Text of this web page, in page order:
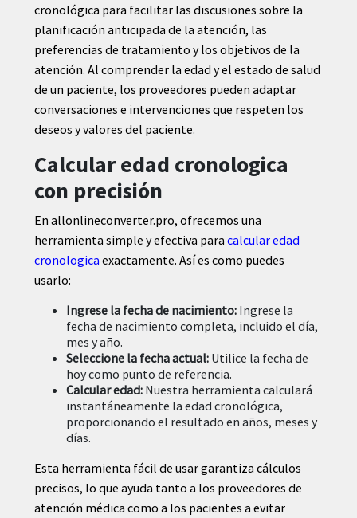
cronológica para facilitar las discusiones sobre la
planificación anticipada de la atención, las
preferencias de tratamiento y los objetivos de la
atención. Al comprender la edad y el estado de salud
de un paciente, los proveedores pueden adaptar
conversaciones e intervenciones que respeten los
deseos y valores del paciente.
Calcular edad cronologica
con precisión
En allonlineconverter.pro, ofrecemos una
herramienta simple y efectiva para calcular edad
cronologica exactamente. Así es como puedes
usarlo:
Ingrese la fecha de nacimiento:Ingrese la
fecha de nacimiento completa, incluido el día,
mes y año.
Seleccione la fecha actual:Utilice la fecha de
hoy como punto de referencia.
Calcular edad:Nuestra herramienta calculará
instantáneamente la edad cronológica,
proporcionando el resultado en años, meses y
días.
Esta herramienta fácil de usar garantiza cálculos
precisos, lo que ayuda tanto a los proveedores de
atención médica como a los pacientes a evitar